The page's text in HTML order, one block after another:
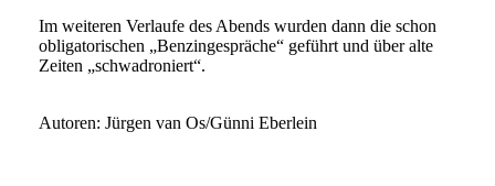
Im weiteren Verlaufe des Abends wurden dann die schon
obligatorischen „Benzingespräche“ geführt und über alte
Zeiten „schwadroniert“.
Autoren: Jürgen van Os/Günni Eberlein